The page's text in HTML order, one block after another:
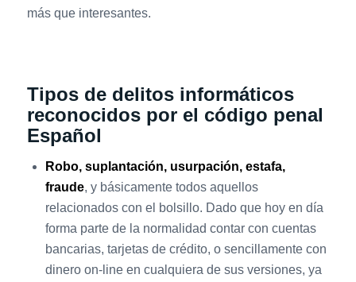
más que interesantes.
Tipos de delitos informáticos
reconocidos por el código penal
Español
Robo, suplantación, usurpación, estafa,
fraude, y básicamente todos aquellos
relacionados con el bolsillo. Dado que hoy en día
forma parte de la normalidad contar con cuentas
bancarias, tarjetas de crédito, o sencillamente con
dinero on-line en cualquiera de sus versiones, ya